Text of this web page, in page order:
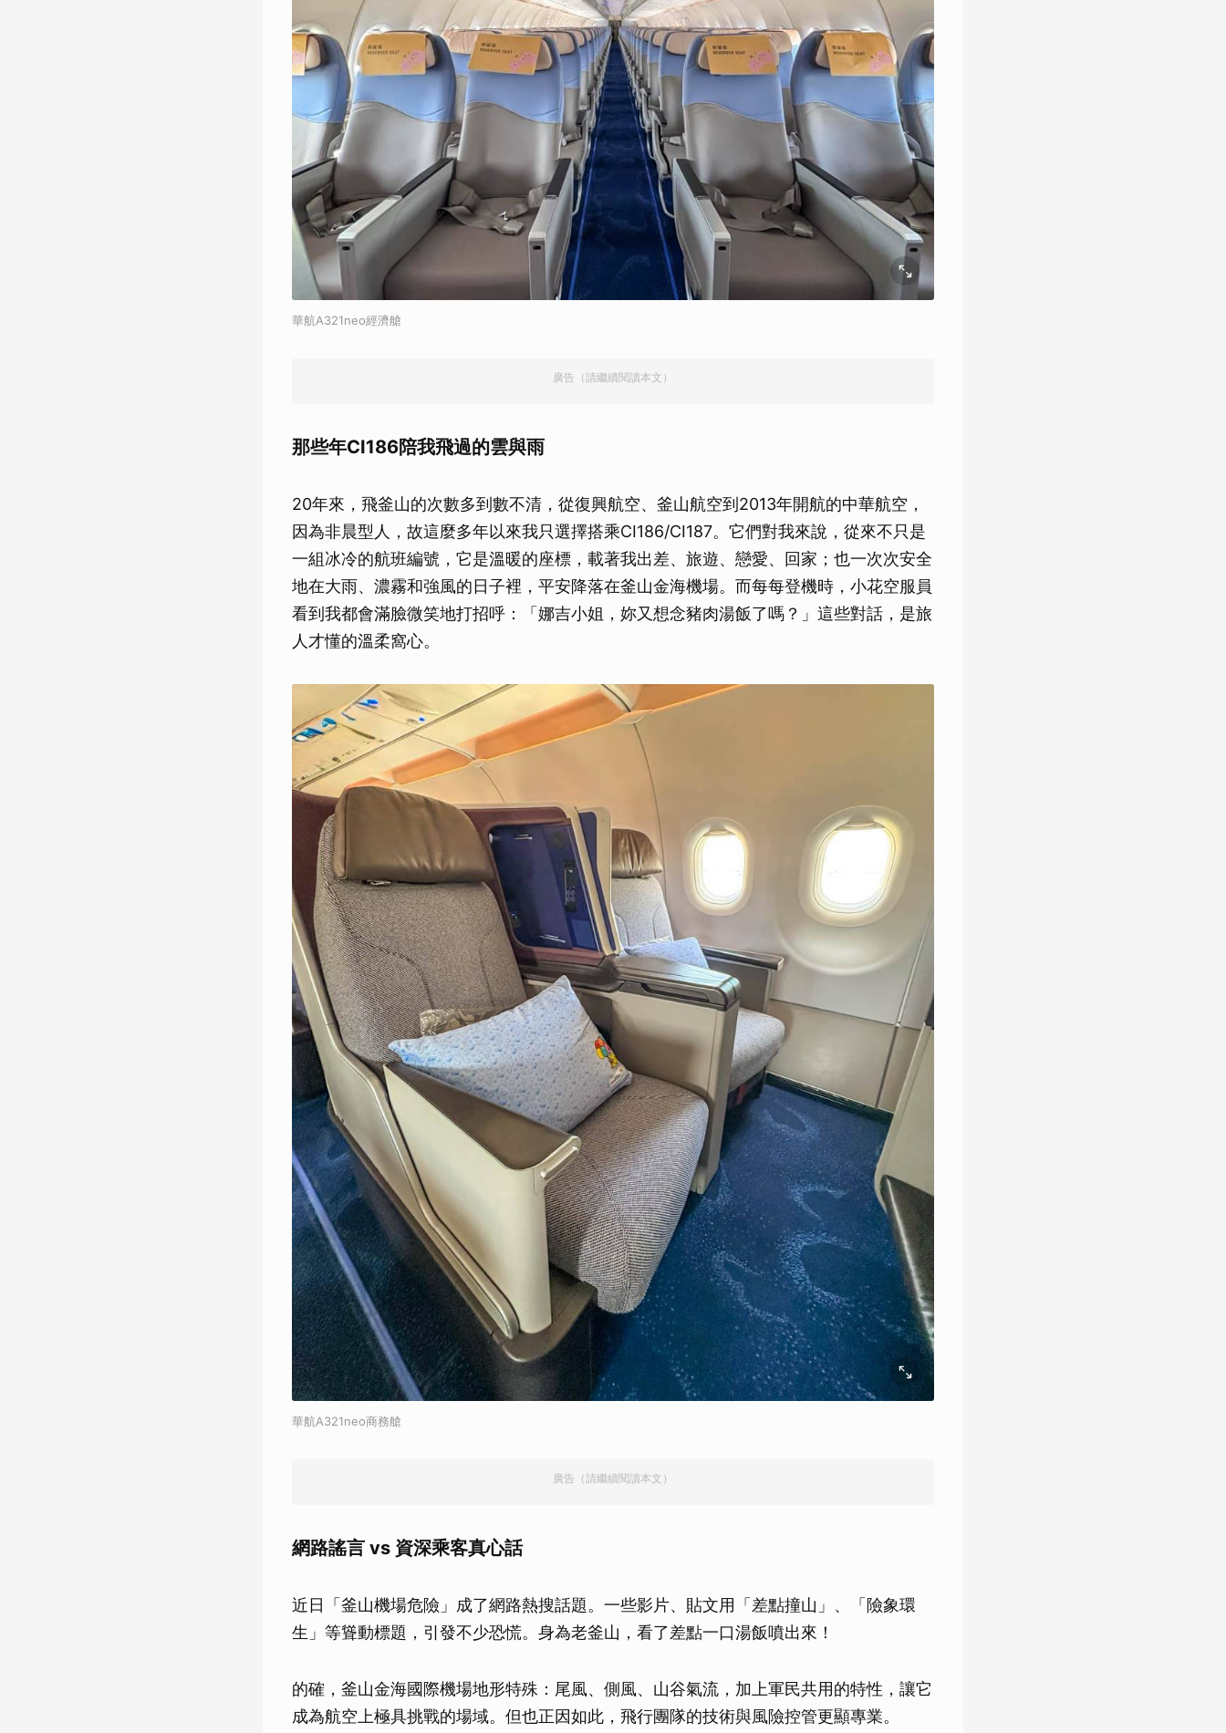
華航A321neo經濟艙
廣告（請繼續閱讀本文）
那些年CI186陪我飛過的雲與雨
20年來，飛釜山的次數多到數不清，從復興航空、釜山航空到2013年開航的中華航空，
因為非晨型人，故這麼多年以來我只選擇搭乘CI186/CI187。它們對我來說，從來不只是
一組冰冷的航班編號，它是溫暖的座標，載著我出差、旅遊、戀愛、回家；也一次次安全
地在大雨、濃霧和強風的日子裡，平安降落在釜山金海機場。而每每登機時，小花空服員
看到我都會滿臉微笑地打招呼：「娜吉小姐，妳又想念豬肉湯飯了嗎？」這些對話，是旅
人才懂的溫柔窩心。
華航A321neo商務艙
廣告（請繼續閱讀本文）
網路謠言 vs 資深乘客真心話
近日「釜山機場危險」成了網路熱搜話題。一些影片、貼文用「差點撞山」、「險象環
生」等聳動標題，引發不少恐慌。身為老釜山，看了差點一口湯飯噴出來！
的確，釜山金海國際機場地形特殊：尾風、側風、山谷氣流，加上軍民共用的特性，讓它
成為航空上極具挑戰的場域。但也正因如此，飛行團隊的技術與風險控管更顯專業。
取消